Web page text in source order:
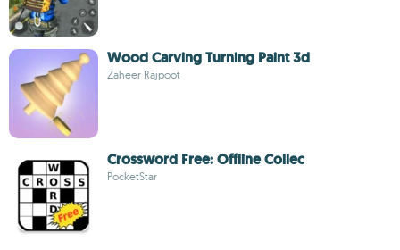
Wood Carving Turning Paint 3d
Zaheer Rajpoot
Crossword Free: Offline Collec
PocketStar